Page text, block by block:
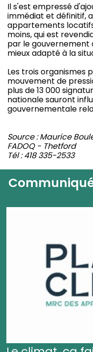
Il s'est empressé
immédiat et définitif,
appartements
moins, qui est
par le gouvernement
mieux adapté à la
Les trois organismes
mouvement de
plus de 13 000
nationale sauront
gouvernementale
Source : Maurice
FADOQ - Thetford
Tél : 418 335-2533